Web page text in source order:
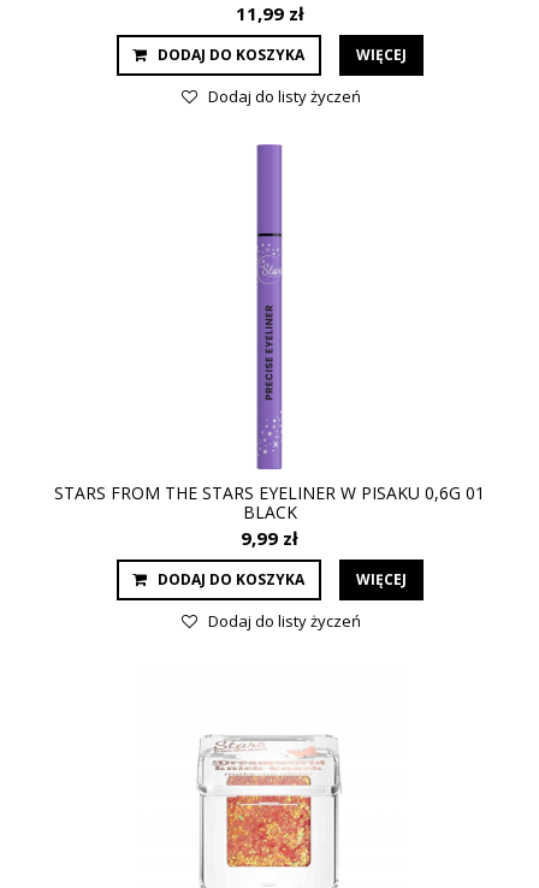
11,99 zł
DODAJ DO KOSZYKA WIĘCEJ
Dodaj do listy życzeń
STARS FROM THE STARS EYELINER W PISAKU 0,6G 01
BLACK
9,99 zł
DODAJ DO KOSZYKA WIĘCEJ
Dodaj do listy życzeń